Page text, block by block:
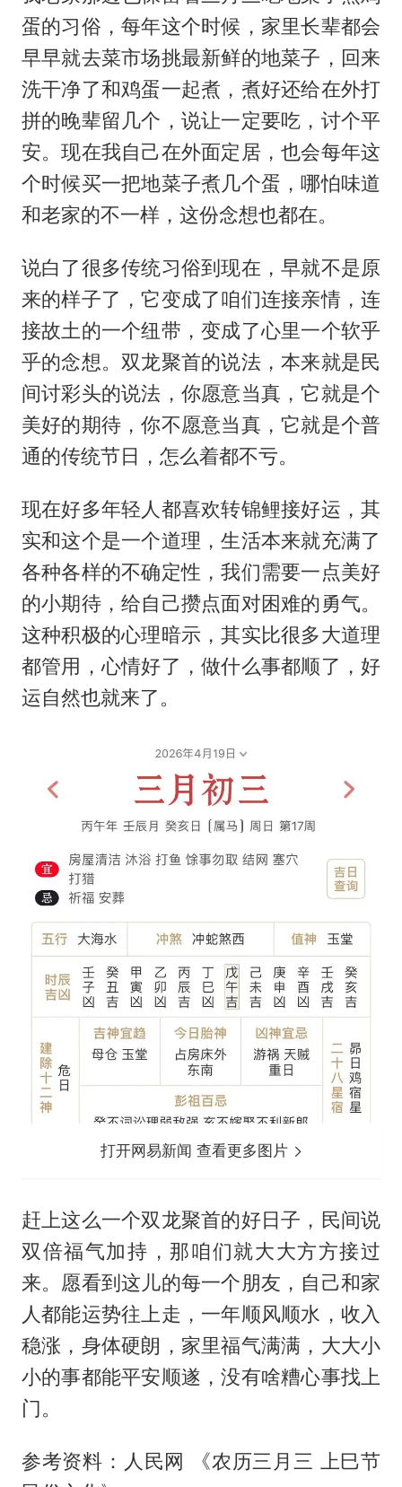
蛋的习俗，每年这个时候，家里长辈都会
早早就去菜市场挑最新鲜的地菜子，回来
洗干净了和鸡蛋一起煮，煮好还给在外打
拼的晚辈留几个，说让一定要吃，讨个平
安。现在我自己在外面定居，也会每年这
个时候买一把地菜子煮几个蛋，哪怕味道
和老家的不一样，这份念想也都在。
说白了很多传统习俗到现在，早就不是原
来的样子了，它变成了咱们连接亲情，连
接故土的一个纽带，变成了心里一个软乎
乎的念想。双龙聚首的说法，本来就是民
间讨彩头的说法，你愿意当真，它就是个
美好的期待，你不愿意当真，它就是个普
通的传统节日，怎么着都不亏。
现在好多年轻人都喜欢转锦鲤接好运，其
实和这个是一个道理，生活本来就充满了
各种各样的不确定性，我们需要一点美好
的小期待，给自己攒点面对困难的勇气。
这种积极的心理暗示，其实比很多大道理
都管用，心情好了，做什么事都顺了，好
运自然也就来了。
打开网易新闻 查看更多图片
赶上这么一个双龙聚首的好日子，民间说
双倍福气加持，那咱们就大大方方接过
来。愿看到这儿的每一个朋友，自己和家
人都能运势往上走，一年顺风顺水，收入
稳涨，身体硬朗，家里福气满满，大大小
小的事都能平安顺遂，没有啥糟心事找上
门。
参考资料：人民网 《农历三月三 上巳节